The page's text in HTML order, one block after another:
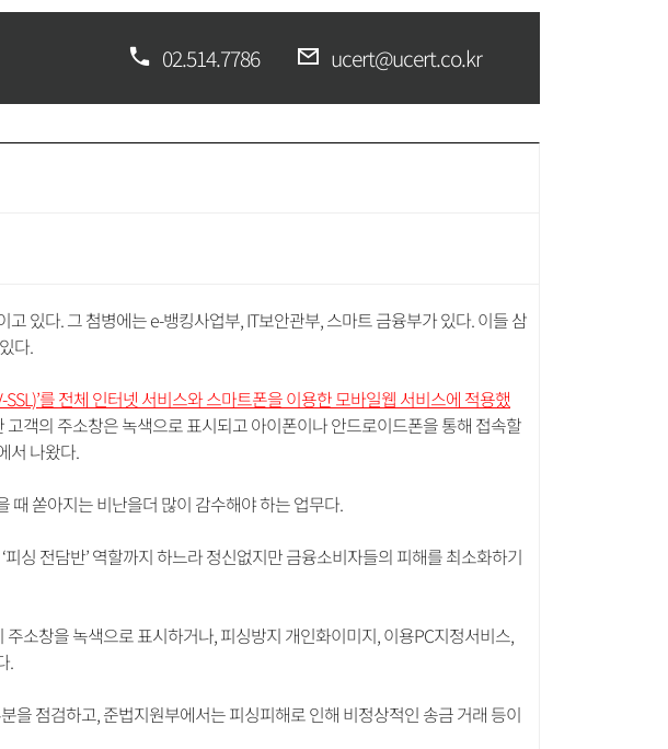
02.514.7786 ucert@ucert.co.kr
있다. 그 첨병에는 e-뱅킹사업부, IT보안관부, 스마트 금융부가 있다. 이들 삼
다.
를 전체 인터넷 서비스와 스마트폰을 이용한 모바일웹 서비스에 적용했
객의 주소창은 녹색으로 표시되고 아이폰이나 안드로이드폰을 통해 접속할
서 나왔다.
때 쏟아지는 비난을더 많이 감수해야 하는 업무다.
싱 전담반’ 역할까지 하느라 정신없지만 금융소비자들의 피해를 최소화하기
소창을 녹색으로 표시하거나, 피싱방지 개인화이미지, 이용PC지정서비스,
.
점검하고, 준법지원부에서는 피싱피해로 인해 비정상적인 송금 거래 등이